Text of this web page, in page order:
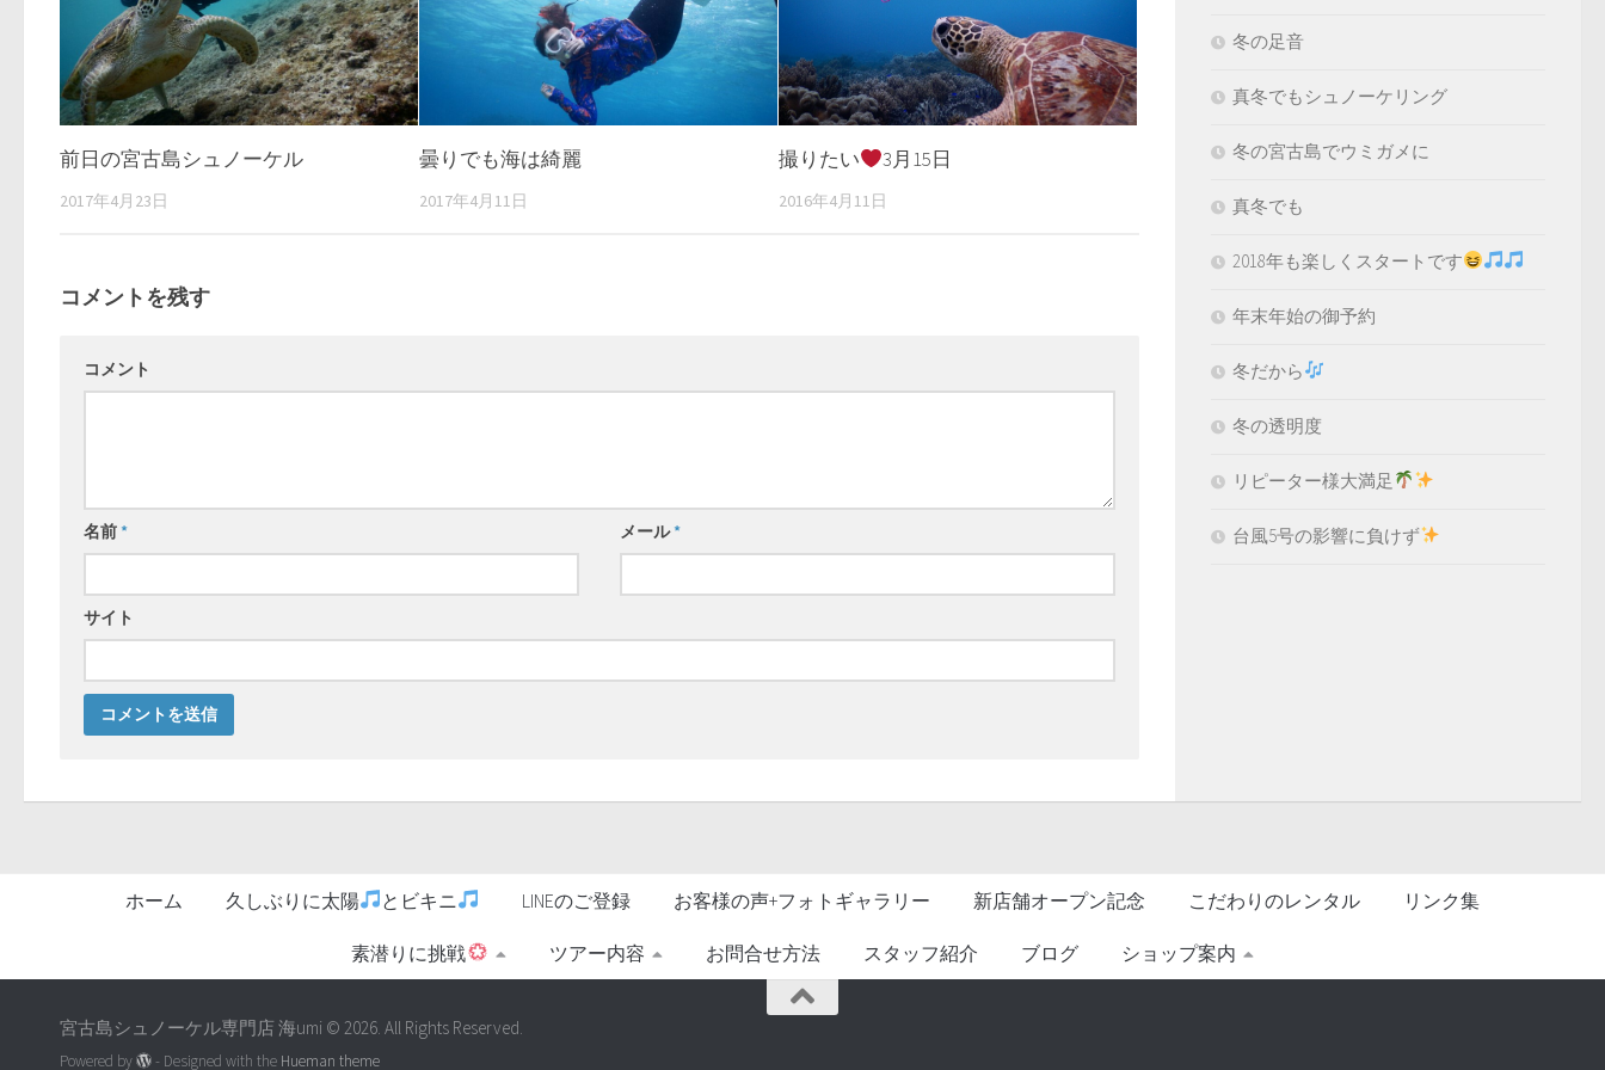
前日の宮古島シュノーケル
2017年4月23日
曇りでも海は綺麗
2017年4月11日
撮りたい 3月15日
2016年4月11日
コメントを残す
コメント
名前* メール*
サイト
冬の足音
真冬でもシュノーケリング
冬の宮古島でウミガメに
真冬でも
2018年も楽しくスタートです
年末年始の御予約
冬だから
冬の透明度
リピーター様大満足
台風5号の影響に負けず
ホーム 久しぶりに太陽 とビキニ LINEのご登録 お客様の声+フォトギャラリー 新店舗オープン記念 こだわりのレンタル リンク集
素潜りに挑戦 ツアー内容 お問合せ方法 スタッフ紹介 ブログ ショップ案内
宮古島シュノーケル専門店 海umi © 2026. All Rights Reserved.
Powered by - Designed with the Hueman theme